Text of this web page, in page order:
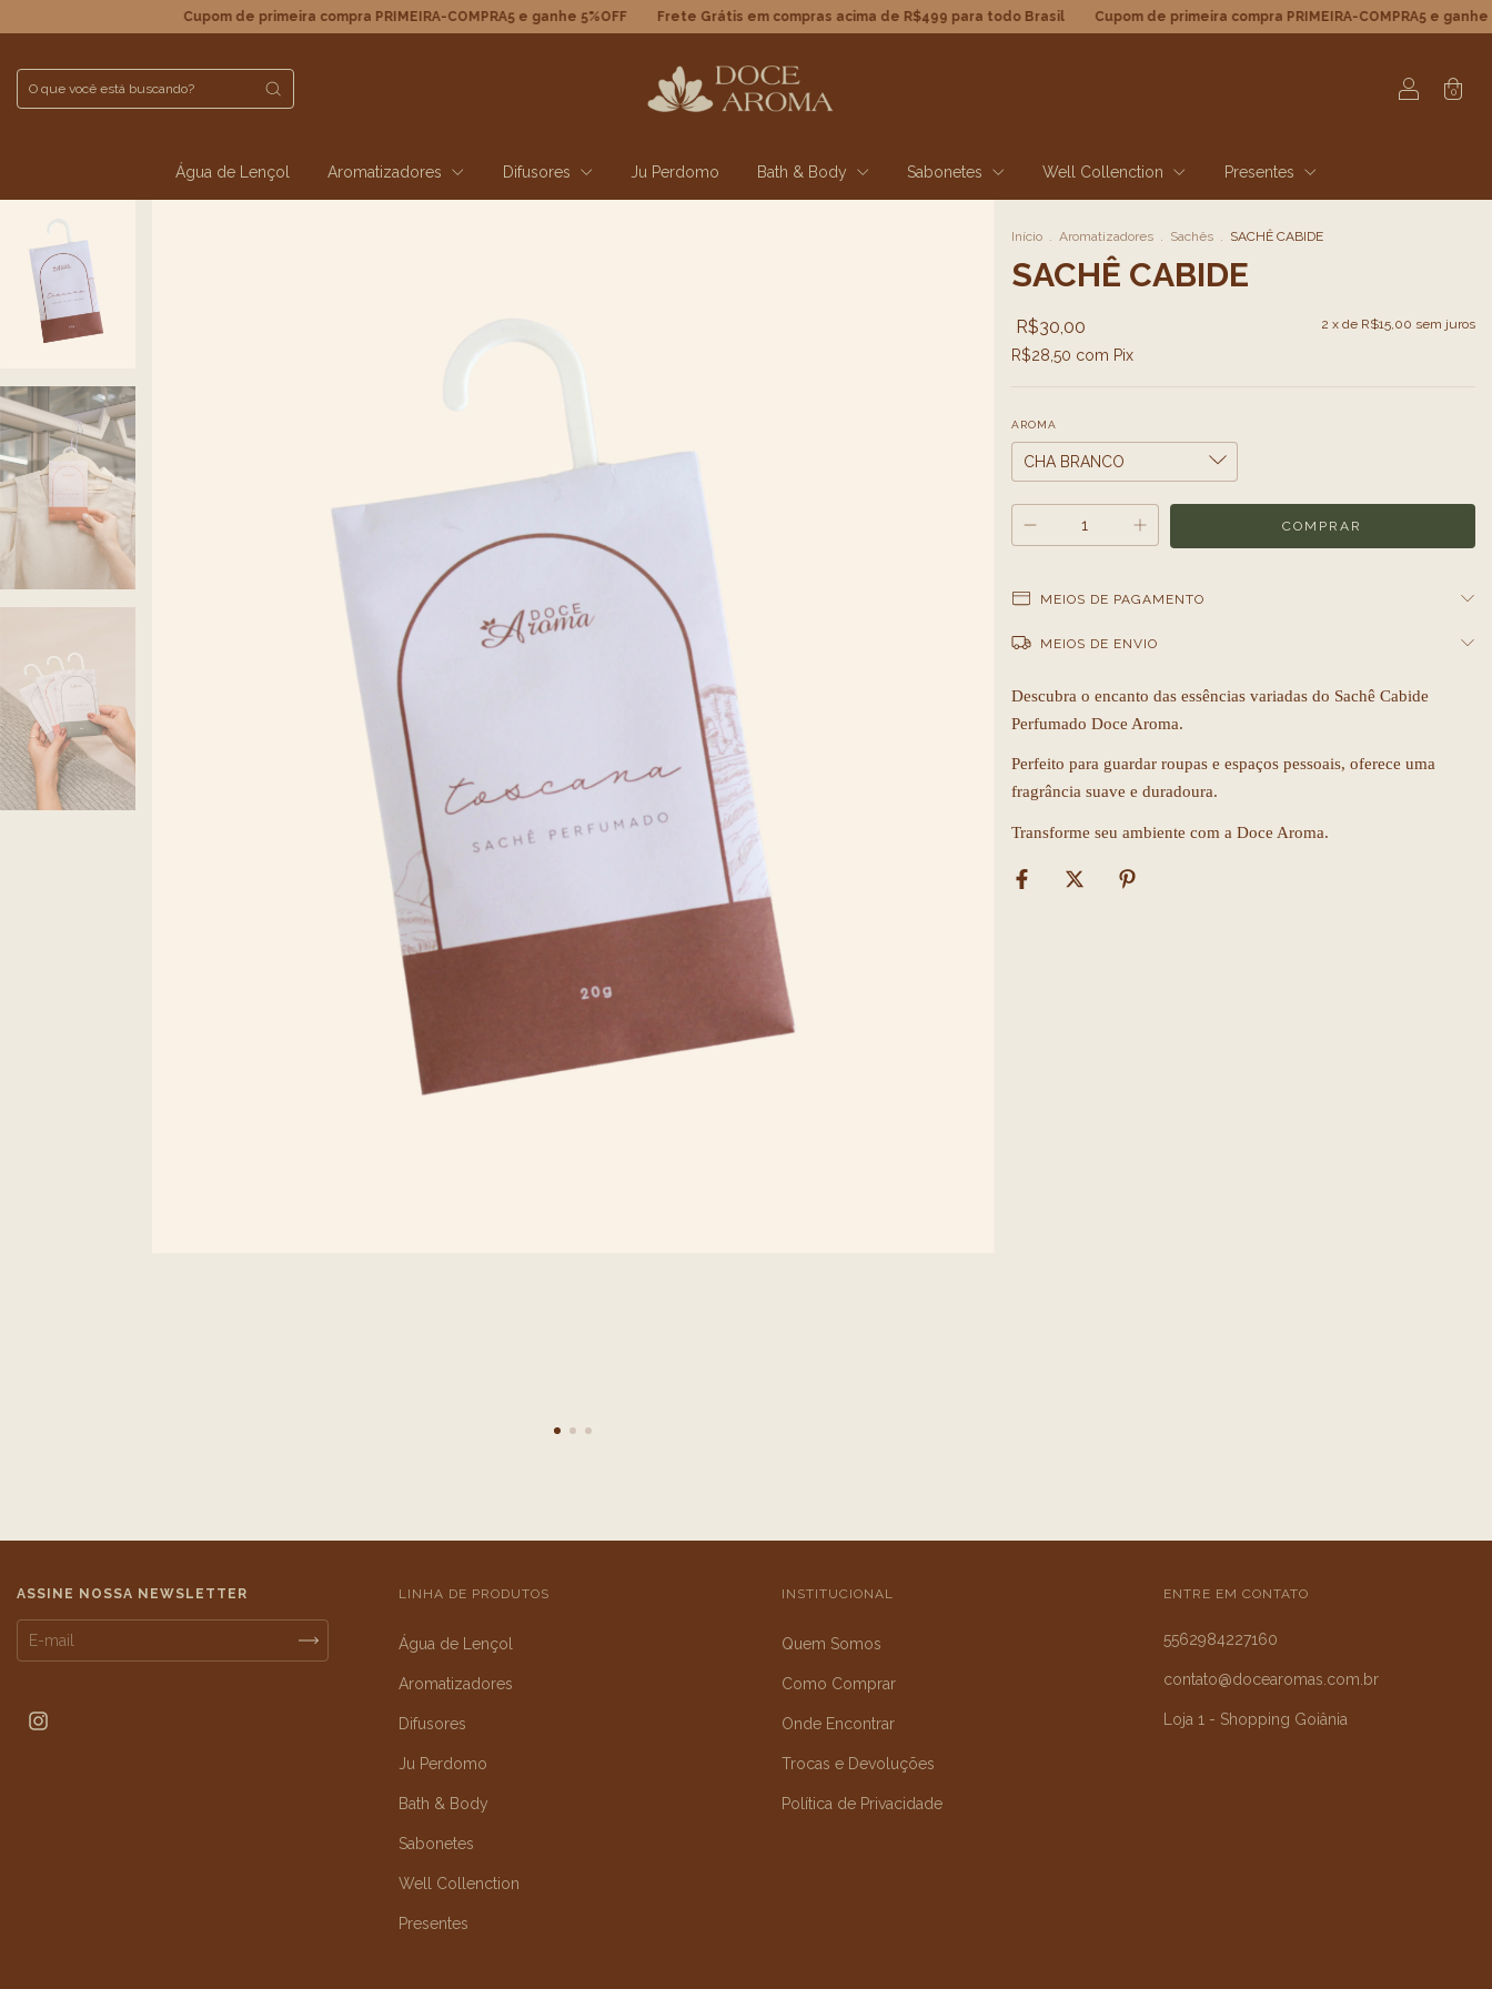
Cupom de primeira compra PRIMEIRA-COMPRA5 e ganhe 5%OFF Frete Grátis em compras acima de R$499 para todo Brasil Cupom de primeira compra PRIMEIRA-COMPRA5 e ganhe 5%OFF
0
Água de Lençol Aromatizadores Difusores Ju Perdomo Bath & Body Sabonetes Well Collenction Presentes
Início . Aromatizadores . Sachês . SACHÊ CABIDE
SACHÊ CABIDE
R$30,00 2 x de R$15,00 sem juros
R$28,50 com Pix
AROMA
MEIOS DE PAGAMENTO
MEIOS DE ENVIO
Descubra o encanto das essências variadas do Sachê Cabide
Perfumado Doce Aroma.
Perfeito para guardar roupas e espaços pessoais, oferece uma
fragrância suave e duradoura.
Transforme seu ambiente com a Doce Aroma.
ASSINE NOSSA NEWSLETTER LINHA DE PRODUTOS
Água de Lençol
Aromatizadores
Difusores
Ju Perdomo
Bath & Body
Sabonetes
Well Collenction
Presentes
INSTITUCIONAL
Quem Somos
Como Comprar
Onde Encontrar
Trocas e Devoluções
Política de Privacidade
ENTRE EM CONTATO
5562984227160
contato@docearomas.com.br
Loja 1 - Shopping Goiânia